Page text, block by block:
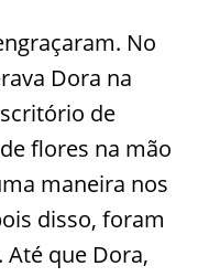
No
Dora na
de
flores na mão
maneira nos
disso, foram
que Dora,